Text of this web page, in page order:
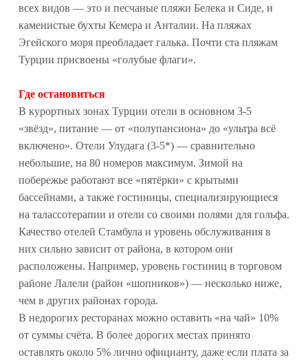
всех видов — это и песчаные пляжи Белека и Сиде, и
каменистые бухты Кемера и Анталии. На пляжах
Эгейского моря преобладает галька. Почти ста пляжам
Турции присвоены «голубые флаги».
Где остановиться
В курортных зонах Турции отели в основном 3-5
«звёзд», питание — от «полупансиона» до «ультра всё
включено». Отели Улудага (3-5*) — сравнительно
небольшие, на 80 номеров максимум. Зимой на
побережье работают все «пятёрки» с крытыми
бассейнами, а также гостиницы, специализирующиеся
на талассотерапии и отели со своими полями для гольфа.
Качество отелей Стамбула и уровень обслуживания в
них сильно зависит от района, в котором они
расположены. Например, уровень гостиниц в торговом
районе Лалели (район «шопников») — несколько ниже,
чем в других районах города.
В недорогих ресторанах можно оставить «на чай» 10%
от суммы счёта. В более дорогих местах принято
оставлять около 5% лично официанту, даже если плата за